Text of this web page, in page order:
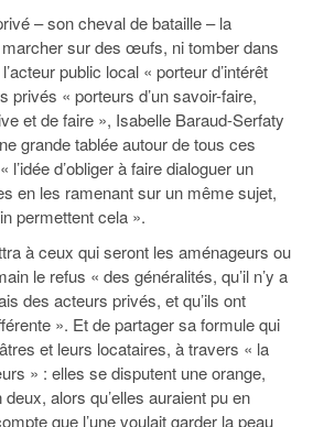
– son cheval de bataille – la
sur des œufs, ni tomber dans
public local « porteur d’intérêt
privés « porteurs d’un savoir-faire,
et de faire », Isabelle Baraud-Serfaty
grande tablée autour de tous ces
d’obliger à faire dialoguer un
en les ramenant sur un même sujet,
permettent cela ».
à ceux qui seront les aménageurs ou
le refus « des généralités, qu’il n’y a
des acteurs privés, et qu’ils ont
». Et de partager sa formule qui
et leurs locataires, à travers « la
» : elles se disputent une orange,
alors qu’elles auraient pu en
que l’une voulait garder la peau